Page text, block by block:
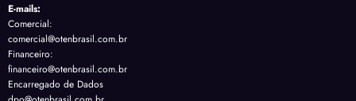
E-mails:
Comercial:
comercial@otenbrasil.com.br
Financeiro:
financeiro@otenbrasil.com.br
Encarregado de Dados